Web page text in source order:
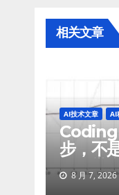
相关文章
AI技术文章 AI
步，不
而是学
工作
8 月 7, 2026